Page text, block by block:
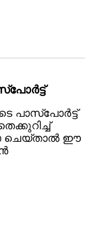
പാസ്‌പോര്‍ട്ട്
ചെയ്താല്‍ ഈ